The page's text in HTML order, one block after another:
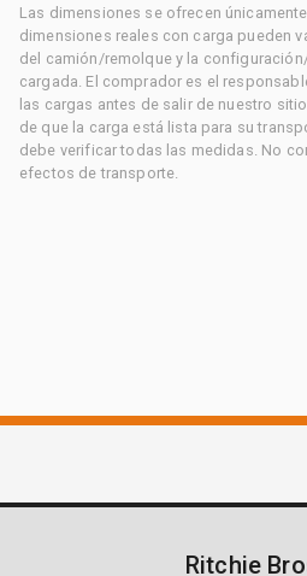
Las dimensiones se ofrecen
dimensiones reales con carga pueden
del camión/remolque y la
cargada. El comprador es el
las cargas antes de salir de nuestro
de que la carga está lista para su
debe verificar todas las medidas. No
efectos de transporte.
Ritchie